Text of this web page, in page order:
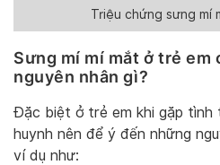
Triệu chứng sưng mí
Sưng mí mí mắt ở trẻ em
nguyên nhân gì?
Đặc biệt ở trẻ em khi gặp tình
huynh nên để ý đến những
ví dụ như: